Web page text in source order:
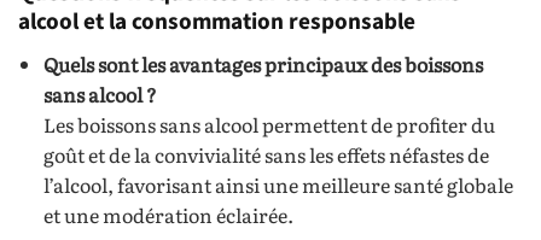
alcool et la consommation responsable
Quels sont les avantages principaux des boissons
sans alcool ?
Les boissons sans alcool permettent de profiter du
goût et de la convivialité sans les effets néfastes de
l’alcool, favorisant ainsi une meilleure santé globale
et une modération éclairée.